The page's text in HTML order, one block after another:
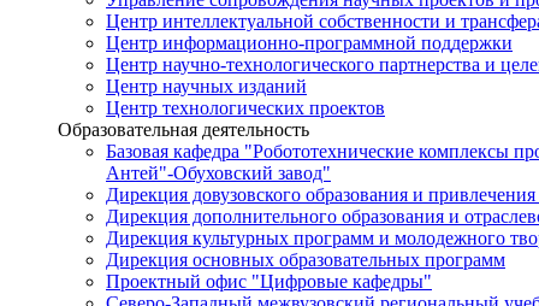
Центр интеллектуальной собственности и
Центр информационно-программной поддержки
Центр научно-технологического партнерства и
Центр научных изданий
Центр технологических проектов
Образовательная деятельность
Базовая кафедра "Робототехнические комплексы
Антей"-Обуховский завод"
Дирекция довузовского образования и привлечения
Дирекция дополнительного образования и
Дирекция культурных программ и молодежного
Дирекция основных образовательных программ
Проектный офис "Цифровые кафедры"